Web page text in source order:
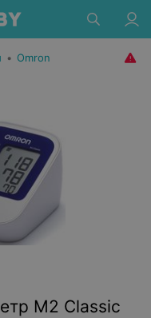
• Omron
M2 Classic